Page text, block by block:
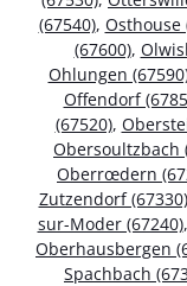
(67540), Osthouse
(67600),
Ohlungen
Offendorf
(67520),
Obersoultzbach
Oberrœdern
Zutzendorf (67330)
sur-Moder (67240),
Oberhausbergen
Spachbach